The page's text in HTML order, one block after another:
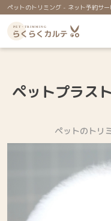
ペットのトリミング - ネット予約サー
ペットプラス
ペットのトリ